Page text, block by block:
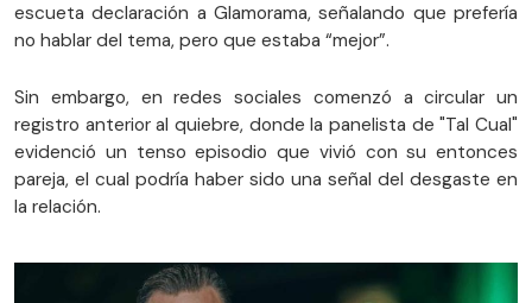
escueta declaración a Glamorama, señalando que prefería
no hablar del tema, pero que estaba “mejor”.
Sin embargo, en redes sociales comenzó a circular un
registro anterior al quiebre, donde la panelista de "Tal Cual"
evidenció un tenso episodio que vivió con su entonces
pareja, el cual podría haber sido una señal del desgaste en
la relación.